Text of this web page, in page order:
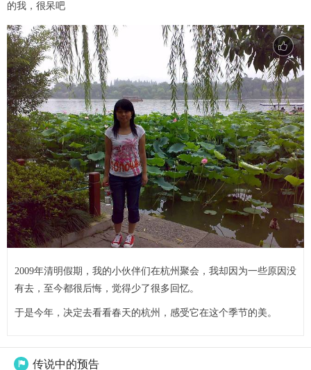
的我，很呆吧
2009年清明假期，我的小伙伴们在杭州聚会，我却因为一些原因没
有去，至今都很后悔，觉得少了很多回忆。
于是今年，决定去看看春天的杭州，感受它在这个季节的美。
 传说中的预告